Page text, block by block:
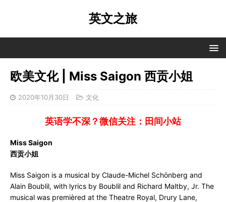
英文之旅
欧美文化 | Miss Saigon 西贡小姐
2020年10月30日 文化
英语学不深？微信关注：田间小站
Miss Saigon
西贡小姐
Miss Saigon is a musical by Claude-Michel Schönberg and
Alain Boublil, with lyrics by Boublil and Richard Maltby, Jr. The
musical was premièred at the Theatre Royal, Drury Lane,